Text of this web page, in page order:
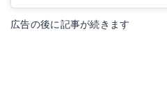
広告の後に記事が続きます